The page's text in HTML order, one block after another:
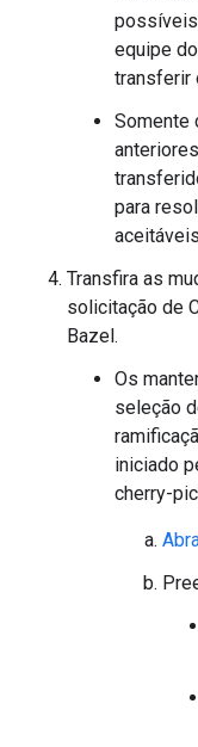
possíveis
equipe
transferir
Somente
para
Transfira as
solicitação de
Bazel.
Os
seleção
iniciado
cherry-